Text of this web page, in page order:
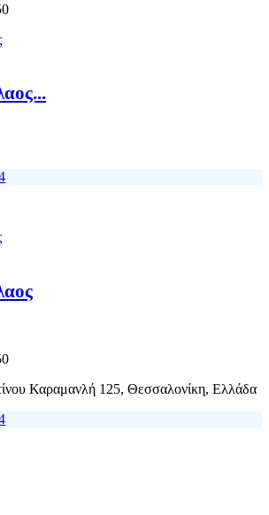
Καραμανλή 125, Θεσσαλονίκη, Ελλάδα